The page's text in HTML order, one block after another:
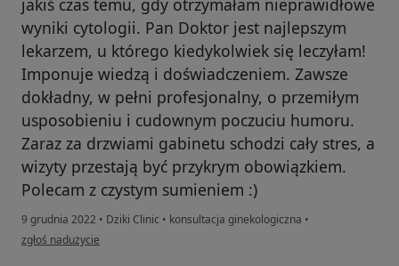
jakiś czas temu, gdy otrzymałam nieprawidłowe
wyniki cytologii. Pan Doktor jest najlepszym
lekarzem, u którego kiedykolwiek się leczyłam!
Imponuje wiedzą i doświadczeniem. Zawsze
dokładny, w pełni profesjonalny, o przemiłym
usposobieniu i cudownym poczuciu humoru.
Zaraz za drzwiami gabinetu schodzi cały stres, a
wizyty przestają być przykrym obowiązkiem.
Polecam z czystym sumieniem :)
9 grudnia 2022 • Dziki Clinic • konsultacja ginekologiczna •
w opinii użytkownika Weronika
zgłoś nadużycie